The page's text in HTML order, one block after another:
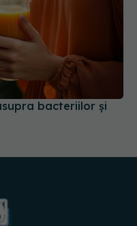
bacteriilor și